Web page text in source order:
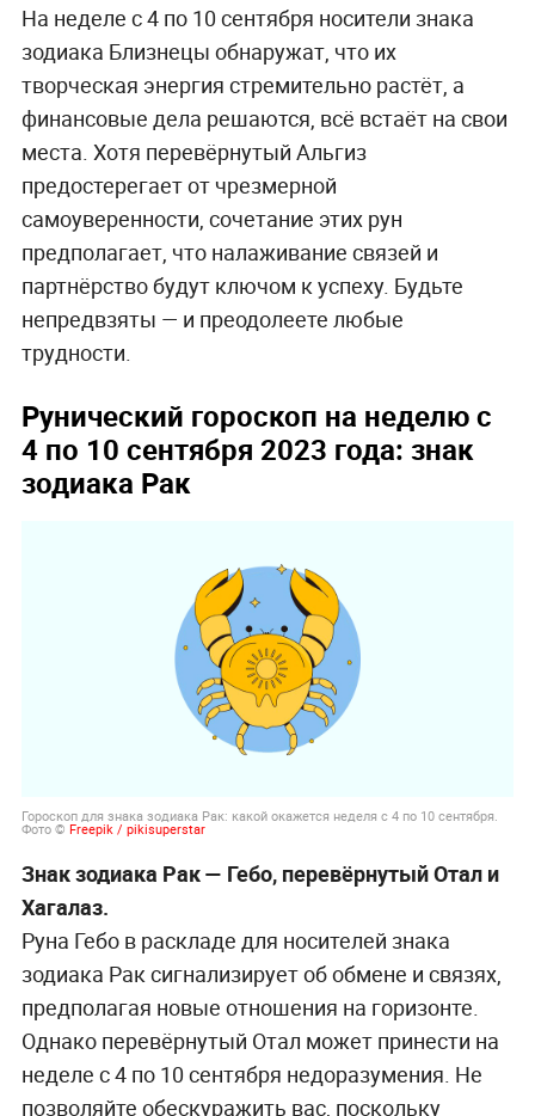
На неделе с 4 по 10 сентября носители знака
зодиака Близнецы обнаружат, что их
творческая энергия стремительно растёт, а
финансовые дела решаются, всё встаёт на свои
места. Хотя перевёрнутый Альгиз
предостерегает от чрезмерной
самоуверенности, сочетание этих рун
предполагает, что налаживание связей и
партнёрство будут ключом к успеху. Будьте
непредвзяты — и преодолеете любые
трудности.
Рунический гороскоп на неделю с
4 по 10 сентября 2023 года: знак
зодиака Рак
Гороскоп для знака зодиака Рак: какой окажется неделя с 4 по 10 сентября.
Фото © Freepik / pikisuperstar
Знак зодиака Рак — Гебо, перевёрнутый Отал и
Хагалаз.
Руна Гебо в раскладе для носителей знака
зодиака Рак сигнализирует об обмене и связях,
предполагая новые отношения на горизонте.
Однако перевёрнутый Отал может принести на
неделе с 4 по 10 сентября недоразумения. Не
позволяйте обескуражить вас, поскольку